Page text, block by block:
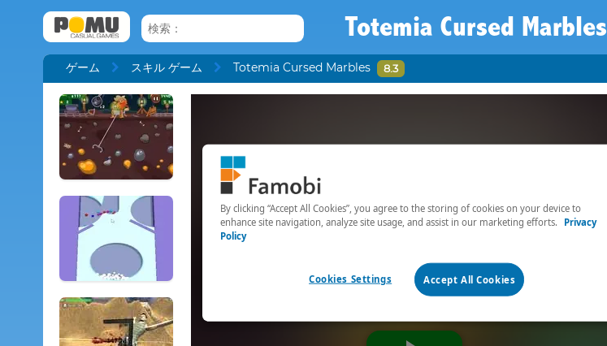
Totemia Cursed Marbles
ゲーム スキル ゲーム Totemia Cursed Marbles 8.3